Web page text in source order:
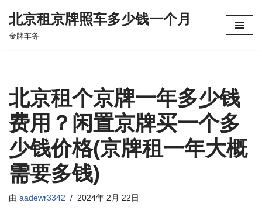
跳
北京租京牌照车多少钱一个月
金牌车务
北京租个京牌一年多少钱
费用？闲置京牌买一个多
少钱价格(京牌租一年大概
需要多钱)
由 aadewr3342 2024年 2月 22日